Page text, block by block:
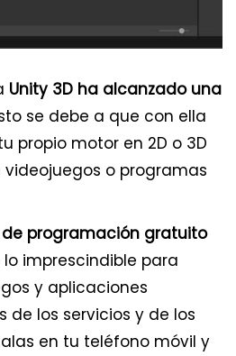
Unity 3D ha alcanzado una
se debe a que con ella
propio motor en 2D o 3D
o programas
programación gratuito
imprescindible para
y aplicaciones
de los servicios y de los
en tu teléfono móvil y